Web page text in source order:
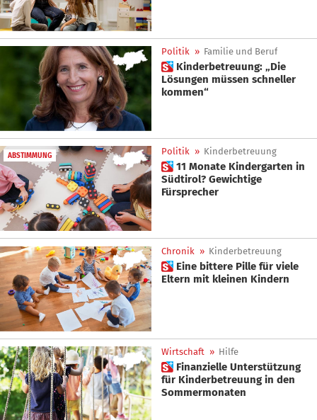
Politik » Familie und Beruf
 Kinderbetreuung: „Die
Lösungen müssen schneller
kommen“
ABSTIMMUNG Politik » Kinderbetreuung
 11 Monate Kindergarten in
Südtirol? Gewichtige
Fürsprecher
Chronik » Kinderbetreuung
 Eine bittere Pille für viele
Eltern mit kleinen Kindern
Wirtschaft » Hilfe
 Finanzielle Unterstützung
für Kinderbetreuung in den
Sommermonaten